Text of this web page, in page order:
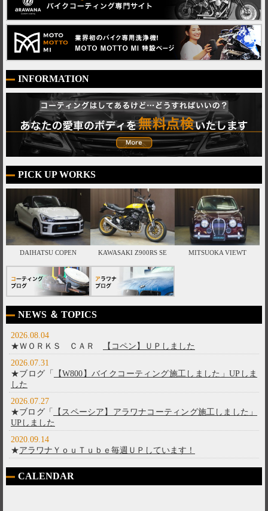
INFORMATION
PICK UP WORKS
DAIHATSU COPEN KAWASAKI Z900RS SE MITSUOKA VIEWT
NEWS ＆ TOPICS
2026.08.04
★ＷＯＲＫＳ ＣＡＲ
【コペン】ＵＰしました
2026.07.31
★ブログ「
【W800】バイクコーティング施工しました」UPしま
した
2026.07.27
★ブログ「
【スペーシア】アラワナコーティング施工しました」
UPしました
2020.09.14
★アラワナＹｏｕＴｕｂｅ毎週ＵＰしています！
CALENDAR